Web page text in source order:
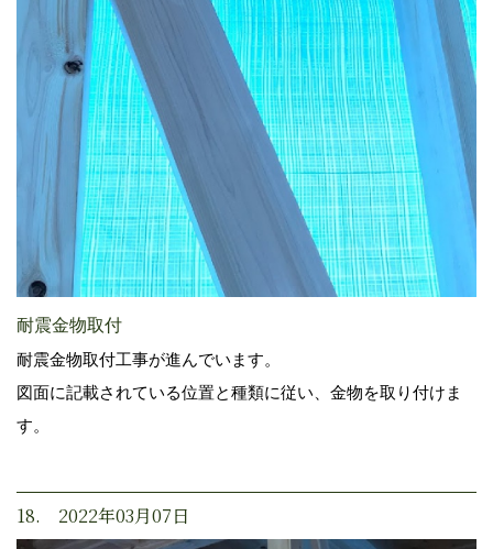
耐震金物取付
耐震金物取付工事が進んでいます。
図面に記載されている位置と種類に従い、金物を取り付けま
す。
18. 2022年03月07日